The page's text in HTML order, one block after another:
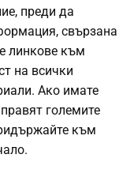
преди да
свързана
линкове към
на всички
Ако имате
големите
към